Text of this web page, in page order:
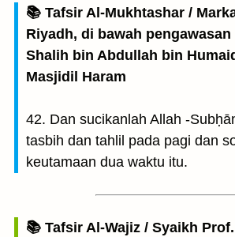
📚 Tafsir Al-Mukhtashar /
Riyadh, di bawah pengawasan
Shalih bin Abdullah bin
Masjidil Haram
42. Dan sucikanlah Allah -
tasbih dan tahlil pada pagi dan
keutamaan dua waktu itu.
📚 Tafsir Al-Wajiz / Syaikh